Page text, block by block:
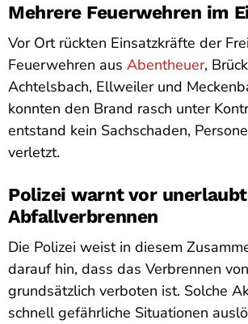
Mehrere Feuerwehren im
Vor Ort rückten Einsatzkräfte der
Feuerwehren aus Abentheuer,
Achtelsbach, Ellweiler und
konnten den Brand rasch unter
entstand kein Sachschaden,
verletzt.
Polizei warnt vor
Abfallverbrennen
Die Polizei weist in diesem
darauf hin, dass das Verbrennen
grundsätzlich verboten ist. Solche
schnell gefährliche Situationen